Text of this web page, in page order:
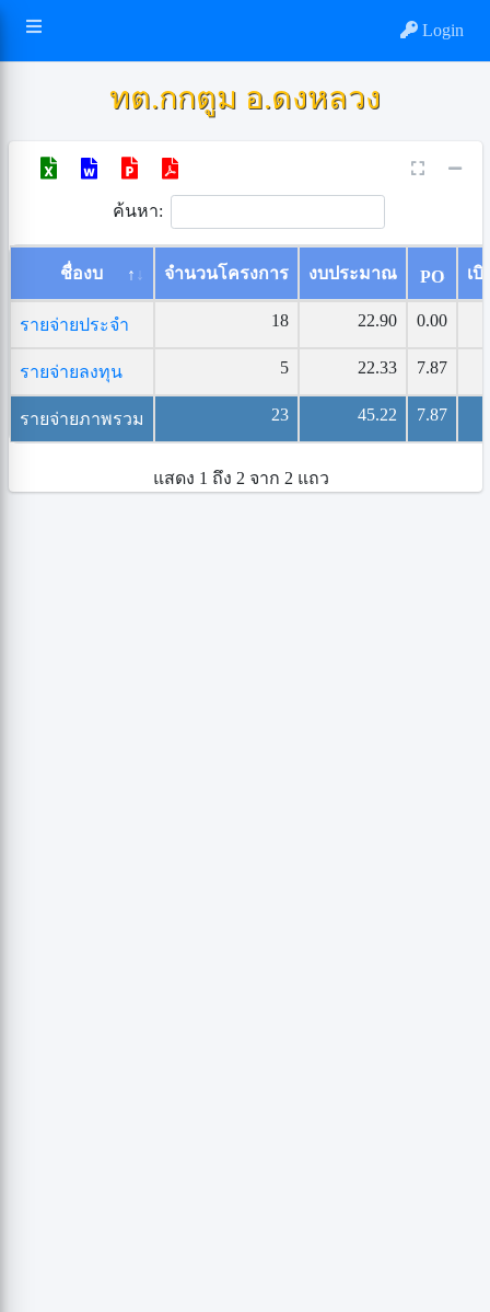
Login
ทต.กกตูม อ.ดงหลวง
ค้นหา:
ชื่องบ จำนวนโครงการ งบประมาณ PO เบิ
รายจ่ายประจำ 18 22.90 0.00
รายจ่ายลงทุน 5 22.33 7.87
รายจ่ายภาพรวม 23 45.22 7.87
แสดง 1 ถึง 2 จาก 2 แถว